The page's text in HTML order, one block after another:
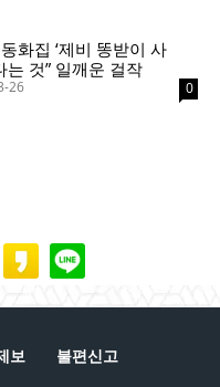
화집 ‘제비 똥받이 사
는 것” 일깨운 걸작
26 0
보 불편신고